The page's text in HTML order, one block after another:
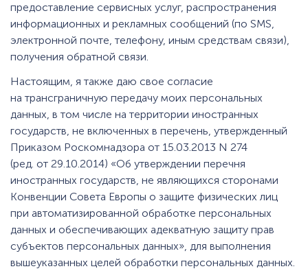
предоставление сервисных услуг, распространения
информационных и рекламных сообщений (по SMS,
электронной почте, телефону, иным средствам связи),
получения обратной связи.
Настоящим, я также даю свое согласие
на трансграничную передачу моих персональных
данных, в том числе на территории иностранных
государств, не включенных в перечень, утвержденный
Приказом Роскомнадзора от 15.03.2013 N 274
(ред. от 29.10.2014) «Об утверждении перечня
иностранных государств, не являющихся сторонами
Конвенции Совета Европы о защите физических лиц
при автоматизированной обработке персональных
данных и обеспечивающих адекватную защиту прав
субъектов персональных данных», для выполнения
вышеуказанных целей обработки персональных данных.